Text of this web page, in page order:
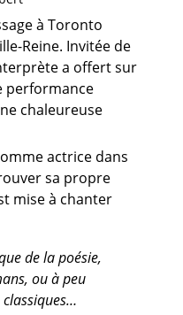
à Toronto
Reine. Invitée de
a offert sur
performance
chaleureuse
actrice dans
sa propre
mise à chanter
de la poésie,
ou à peu